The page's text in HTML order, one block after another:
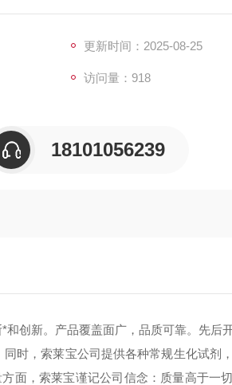
更新时间：2025-08-25
访问量：918
18101056239
创新。产品覆盖面广，品质可靠。先后
时，索莱宝公司提供各种常规生化试剂
面，索莱宝谨记公司信念：质量高于一